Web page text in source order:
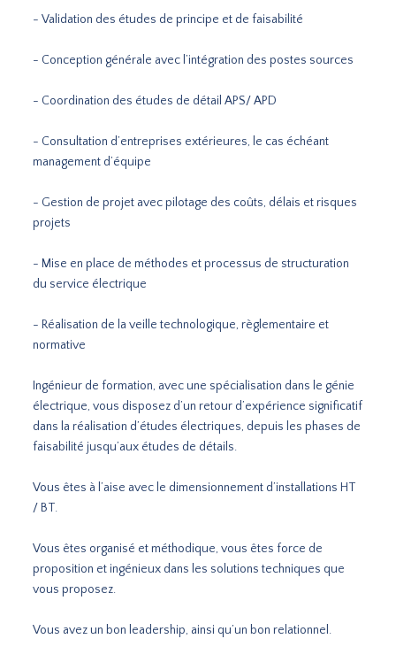
- Validation des études de principe et de faisabilité
- Conception générale avec l’intégration des postes sources
- Coordination des études de détail APS/ APD
- Consultation d’entreprises extérieures, le cas échéant
management d’équipe
- Gestion de projet avec pilotage des coûts, délais et risques
projets
- Mise en place de méthodes et processus de structuration
du service électrique
- Réalisation de la veille technologique, règlementaire et
normative
Ingénieur de formation, avec une spécialisation dans le génie
électrique, vous disposez d’un retour d’expérience significatif
dans la réalisation d’études électriques, depuis les phases de
faisabilité jusqu’aux études de détails.
Vous êtes à l’aise avec le dimensionnement d’installations HT
/ BT.
Vous êtes organisé et méthodique, vous êtes force de
proposition et ingénieux dans les solutions techniques que
vous proposez.
Vous avez un bon leadership, ainsi qu’un bon relationnel.